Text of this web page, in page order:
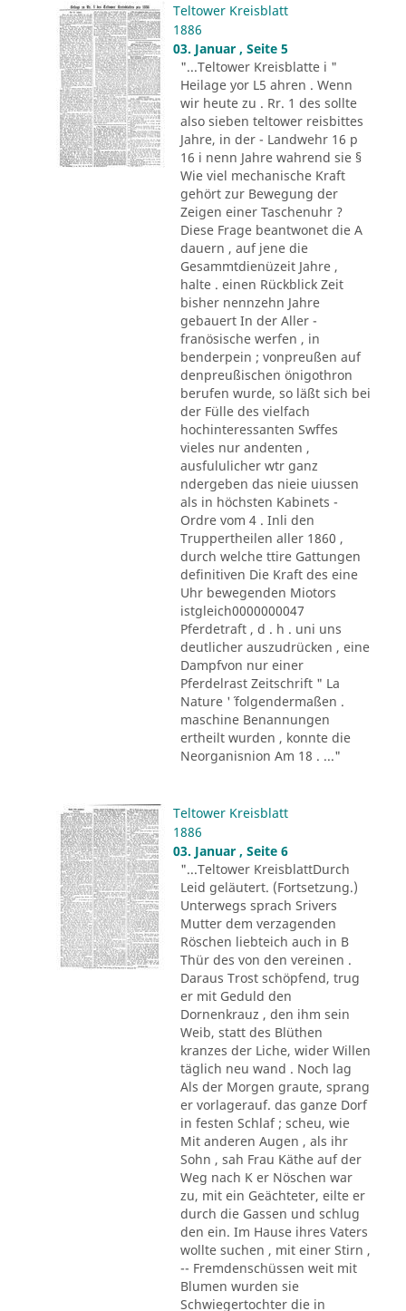
Teltower Kreisblatt
1886
03. Januar , Seite 5
"...Teltower Kreisblatte i "
Heilage yor L5 ahren . Wenn
wir heute zu . Rr. 1 des sollte
also sieben teltower reisbittes
Jahre, in der - Landwehr 16 p
16 i nenn Jahre wahrend sie §
Wie viel mechanische Kraft
gehört zur Bewegung der
Zeigen einer Taschenuhr ?
Diese Frage beantwonet die A
dauern , auf jene die
Gesammtdienüzeit Jahre ,
halte . einen Rückblick Zeit
bisher nennzehn Jahre
gebauert In der Aller -
franösische werfen , in
benderpein ; vonpreußen auf
denpreußischen önigothron
berufen wurde, so läßt sich bei
der Fülle des vielfach
hochinteressanten Swffes
vieles nur andenten ,
ausfululicher wtr ganz
ndergeben das nieie uiussen
als in höchsten Kabinets -
Ordre vom 4 . Inli den
Truppertheilen aller 1860 ,
durch welche ttire Gattungen
definitiven Die Kraft des eine
Uhr bewegenden Miotors
istgleich0000000047
Pferdetraft , d . h . uni uns
deutlicher auszudrücken , eine
Dampfvon nur einer
Pferdelrast Zeitschrift " La
Nature '´ folgendermaßen .
maschine Benannungen
ertheilt wurden , konnte die
Neorganisnion Am 18 . ..."
Teltower Kreisblatt
1886
03. Januar , Seite 6
"...Teltower KreisblattDurch
Leid geläutert. (Fortsetzung.)
Unterwegs sprach Srivers
Mutter dem verzagenden
Röschen liebteich auch in B
Thür des von den vereinen .
Daraus Trost schöpfend, trug
er mit Geduld den
Dornenkrauz , den ihm sein
Weib, statt des Blüthen
kranzes der Liche, wider Willen
täglich neu wand . Noch lag
Als der Morgen graute, sprang
er vorlagerauf. das ganze Dorf
in festen Schlaf ; scheu, wie
Mit anderen Augen , als ihr
Sohn , sah Frau Käthe auf der
Weg nach K er Nöschen war
zu, mit ein Geächteter, eilte er
durch die Gassen und schlug
den ein. Im Hause ihres Vaters
wollte suchen , mit einer Stirn ,
-- Fremdenschüssen weit mit
Blumen wurden sie
Schwiegertochter die in